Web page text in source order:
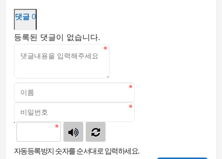
댓글 0
등록된 댓글이 없습니다.
자동등록방지 숫자를 순서대로 입력하세요.